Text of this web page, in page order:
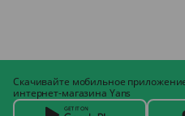
Скачивайте мобильное
интернет-магазина Yans